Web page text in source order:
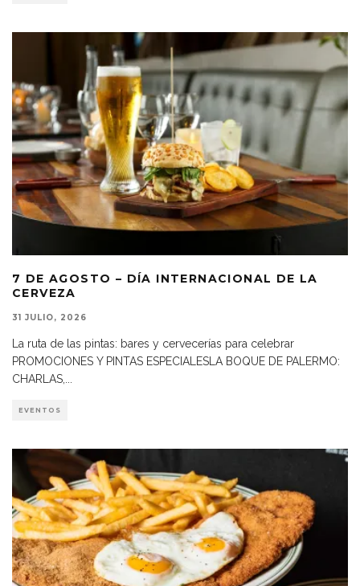
7 DE AGOSTO – DÍA INTERNACIONAL DE LA
CERVEZA
31 JULIO, 2026
La ruta de las pintas: bares y cervecerías para celebrar
PROMOCIONES Y PINTAS ESPECIALESLA BOQUE DE PALERMO:
CHARLAS,...
EVENTOS